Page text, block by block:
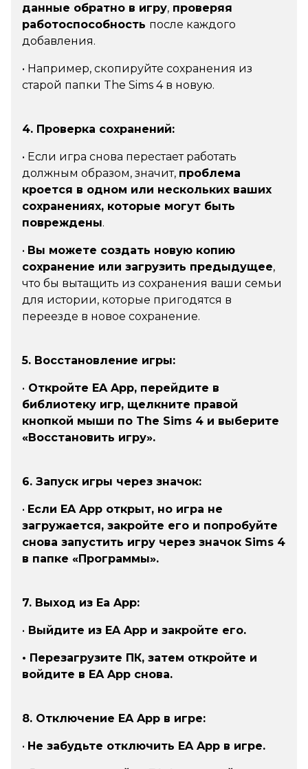
данные обратно в игру, проверяя
работоспособность после каждого
добавления.
• Например, скопируйте сохранения из
старой папки The Sims 4 в новую.
4. Проверка сохранений:
• Если игра снова перестает работать
должным образом, значит, проблема
кроется в одном или нескольких ваших
сохранениях, которые могут быть
повреждены.
• Вы можете создать новую копию
сохранение или загрузить предыдущее,
что бы вытащить из сохранения ваши семьи
для истории, которые пригодятся в
переезде в новое сохранение.
5. Восстановление игры:
• Откройте EA App, перейдите в
библиотеку игр, щелкните правой
кнопкой мыши по The Sims 4 и выберите
«Восстановить игру».
6. Запуск игры через значок:
• Если EA App открыт, но игра не
загружается, закройте его и попробуйте
снова запустить игру через значок Sims 4
в папке «Программы».
7. Выход из Ea App:
• Выйдите из EA App и закройте его.
• Перезагрузите ПК, затем откройте и
войдите в EA App снова.
8. Отключение EA App в игре:
• Не забудьте отключить EA App в игре.